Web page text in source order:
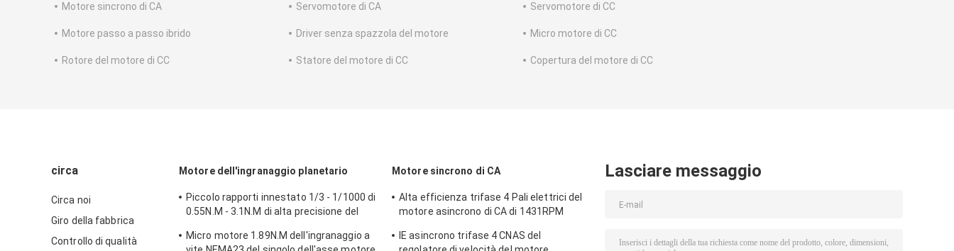
Motore sincrono di CA Servomotore di CA Servomotore di CC
Motore passo a passo ibrido Driver senza spazzola del motore Micro motore di CC
Rotore del motore di CC Statore del motore di CC Copertura del motore di CC
circa
Circa noi
Giro della fabbrica
Controllo di qualità
Motore dell'ingranaggio planetario
Piccolo rapporti innestato 1/3 - 1/1000 di
0.55N.M - 3.1N.M di alta precisione del
Micro motore 1.89N.M dell'ingranaggio a
Motore sincrono di CA
Alta efficienza trifase 4 Pali elettrici del
motore asincrono di CA di 1431RPM
IE asincrono trifase 4 CNAS del
Lasciare messaggio